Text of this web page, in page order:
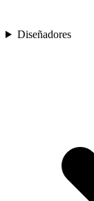
Diseñadores